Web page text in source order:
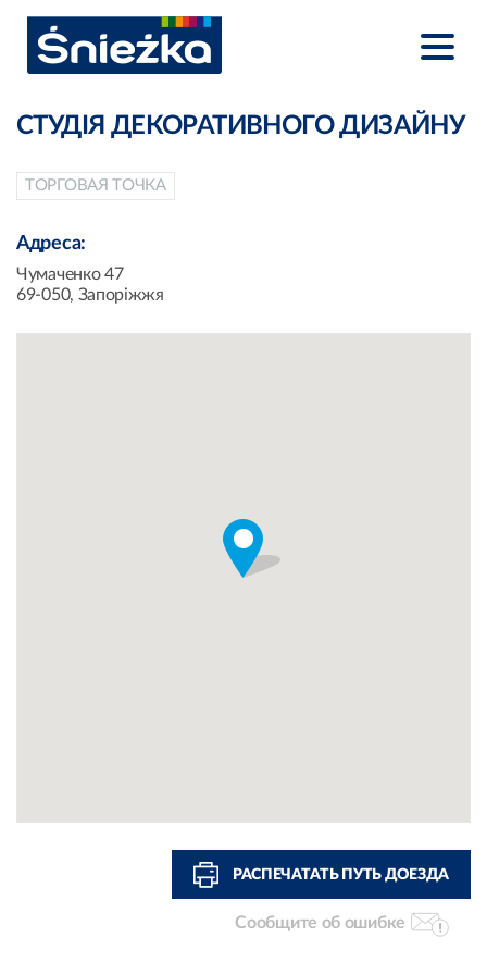
СТУДІЯ ДЕКОРАТИВНОГО ДИЗАЙНУ
ТОРГОВАЯ ТОЧКА
Адреса:
Чумаченко 47
69-050, Запоріжжя
РАСПЕЧАТАТЬ ПУТЬ ДОЕЗДА
Сообщите об ошибке